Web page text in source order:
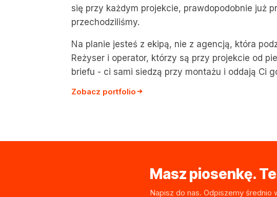
się przy każdym projekcie, prawdopodobnie już
przechodziliśmy.
Na planie jesteś z ekipą, nie z agencją, która
Reżyser i operator, którzy są przy projekcie od
briefu - ci sami siedzą przy montażu i oddają Ci
Zobacz portfolio
Masz piosenkę.
Napisz do nas. Odpiszemy średnio